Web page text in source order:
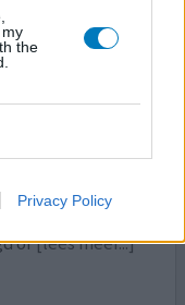
the
Privacy Policy
7 jaar in ambulante
Quetiapine.
piekeren over het
nachts wakker met
of[lees meer...]